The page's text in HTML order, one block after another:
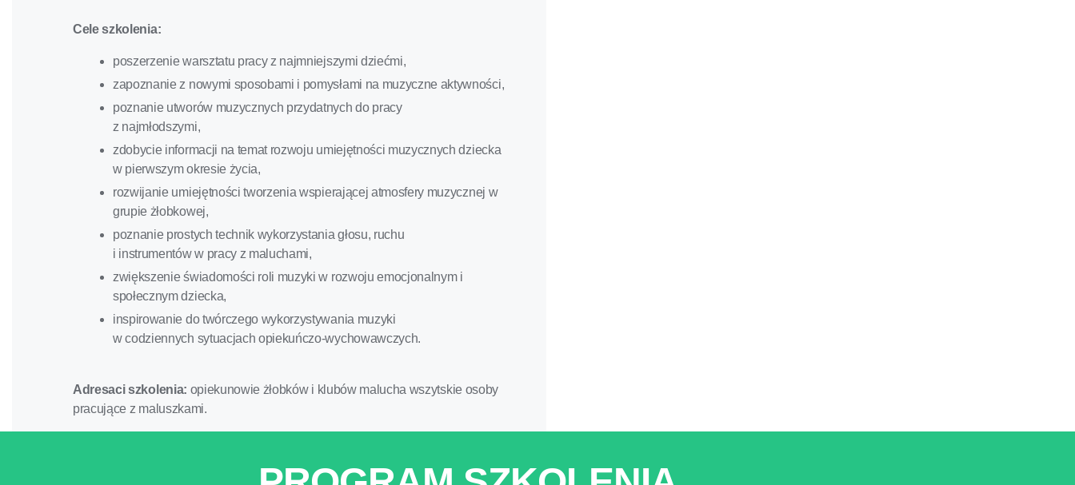
Cele szkolenia:
poszerzenie warsztatu pracy z najmniejszymi dziećmi,
zapoznanie z nowymi sposobami i pomysłami na muzyczne aktywności,
poznanie utworów muzycznych przydatnych do pracy
z najmłodszymi,
zdobycie informacji na temat rozwoju umiejętności muzycznych dziecka
w pierwszym okresie życia,
rozwijanie umiejętności tworzenia wspierającej atmosfery muzycznej w
grupie żłobkowej,
poznanie prostych technik wykorzystania głosu, ruchu
i instrumentów w pracy z maluchami,
zwiększenie świadomości roli muzyki w rozwoju emocjonalnym i
społecznym dziecka,
inspirowanie do twórczego wykorzystywania muzyki
w codziennych sytuacjach opiekuńczo-wychowawczych.
Adresaci szkolenia: opiekunowie żłobków i klubów malucha wszytskie osoby
pracujące z maluszkami.